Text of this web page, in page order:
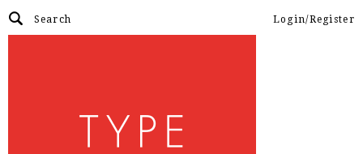
Login/Register